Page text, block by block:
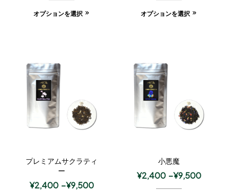
オプションを選択 オプションを選択
プレミアムサクラティ
ー
¥2,400 –¥9,500
小悪魔
¥2,400 –¥9,500